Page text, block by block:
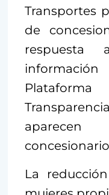
Transportes
de
La